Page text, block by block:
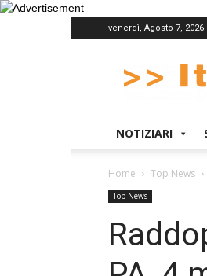
venerdì, Agosto 7, 2026
NOTIZIARI
Home Top News
Top News